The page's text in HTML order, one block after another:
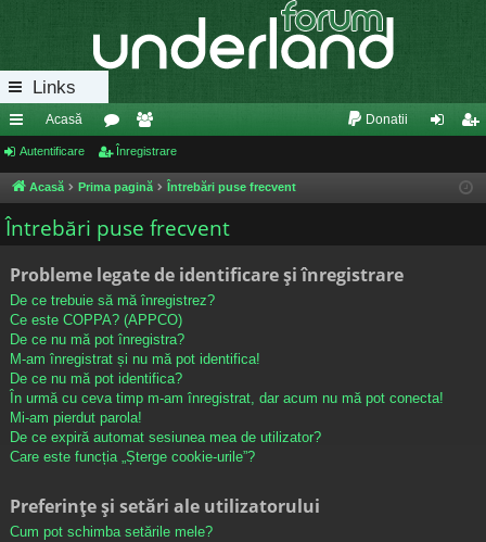
Links
eg
ăt
uri
pi
de
Acasă
or
u
e
m
Donatii
eg
Autentificare Înregistrare
Acasă Prima pagină Întrebări puse frecvent
Întrebări puse frecvent
Probleme legate de identificare și înregistrare
De ce trebuie să mă înregistrez?
Ce este COPPA? (APPCO)
De ce nu mă pot înregistra?
M-am înregistrat și nu mă pot identifica!
De ce nu mă pot identifica?
În urmă cu ceva timp m-am înregistrat, dar acum nu mă pot conecta!
Mi-am pierdut parola!
De ce expiră automat sesiunea mea de utilizator?
Care este funcția „Șterge cookie-urile”?
Preferințe și setări ale utilizatorului
Cum pot schimba setările mele?